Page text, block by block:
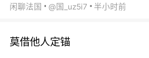
闲聊法国 @国_uz5i7 半小时前
莫借他人定锚